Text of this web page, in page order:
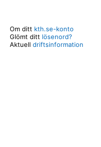
Om ditt kth.se-konto
Glömt ditt lösenord?
Aktuell driftsinformation